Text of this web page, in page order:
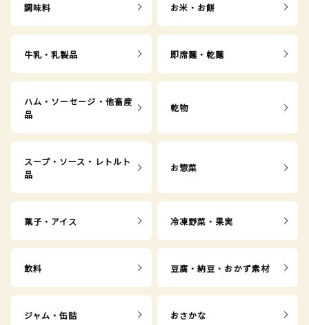
調味料 お米・お餅
牛乳・乳製品 即席麺・乾麺
ハム・ソーセージ・他畜産
品
乾物
スープ・ソース・レトルト
品
お惣菜
菓子・アイス 冷凍野菜・果実
飲料 豆腐・納豆・おかず素材
ジャム・缶詰 おさかな